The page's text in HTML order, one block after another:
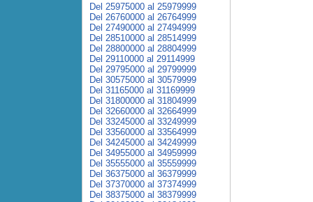
Del 25975000 al 25979999
Del 26760000 al 26764999
Del 27490000 al 27494999
Del 28510000 al 28514999
Del 28800000 al 28804999
Del 29110000 al 29114999
Del 29795000 al 29799999
Del 30575000 al 30579999
Del 31165000 al 31169999
Del 31800000 al 31804999
Del 32660000 al 32664999
Del 33245000 al 33249999
Del 33560000 al 33564999
Del 34245000 al 34249999
Del 34955000 al 34959999
Del 35555000 al 35559999
Del 36375000 al 36379999
Del 37370000 al 37374999
Del 38375000 al 38379999